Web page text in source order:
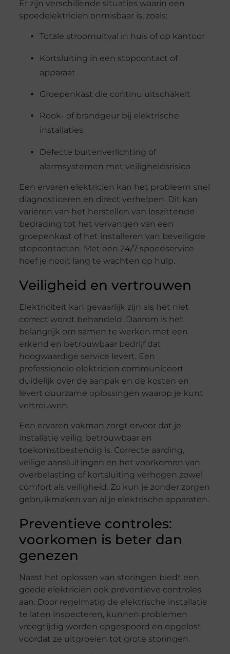
Er zijn verschillende situaties waarin een
spoedelektricien onmisbaar is, zoals:
Totale stroomuitval in huis of op kantoor
Kortsluiting in een stopcontact of
apparaat
Groepenkast die continu uitschakelt
Rook- of brandgeur bij elektrische
installaties
Defecte buitenverlichting of
alarmsystemen met veiligheidsrisico
Een ervaren elektricien kan het probleem snel
diagnosticeren en direct verhelpen. Dit kan
variëren van het herstellen van loszittende
bedrading tot het vervangen van een
groepenkast of het installeren van beveiligde
stopcontacten. Met een 24/7 spoedservice
hoef je nooit lang te wachten op hulp.
Veiligheid en vertrouwen
Elektriciteit kan gevaarlijk zijn als het niet
correct wordt behandeld. Daarom is het
belangrijk om samen te werken met een
erkend en betrouwbaar bedrijf dat
hoogwaardige service levert. Een
professionele elektricien communiceert
duidelijk over de aanpak en de kosten en
levert duurzame oplossingen waarop je kunt
vertrouwen.
Een ervaren vakman zorgt ervoor dat je
installatie veilig, betrouwbaar en
toekomstbestendig is. Correcte aarding,
veilige aansluitingen en het voorkomen van
overbelasting of kortsluiting verhogen zowel
comfort als veiligheid. Zo kun je zonder zorgen
gebruikmaken van al je elektrische apparaten.
Preventieve controles:
voorkomen is beter dan
genezen
Naast het oplossen van storingen biedt een
goede elektricien ook preventieve controles
aan. Door regelmatig de elektrische installatie
te laten inspecteren, kunnen problemen
vroegtijdig worden opgespoord en opgelost
voordat ze uitgroeien tot grote storingen.